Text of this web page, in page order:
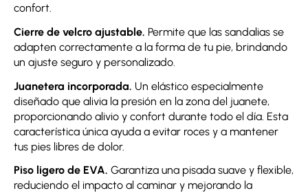
confort.
Cierre de velcro ajustable. Permite que las sandalias se
adapten correctamente a la forma de tu pie, brindando
un ajuste seguro y personalizado.
Juanetera incorporada. Un elástico especialmente
diseñado que alivia la presión en la zona del juanete,
proporcionando alivio y confort durante todo el día. Esta
característica única ayuda a evitar roces y a mantener
tus pies libres de dolor.
Piso ligero de EVA. Garantiza una pisada suave y flexible,
reduciendo el impacto al caminar y mejorando la